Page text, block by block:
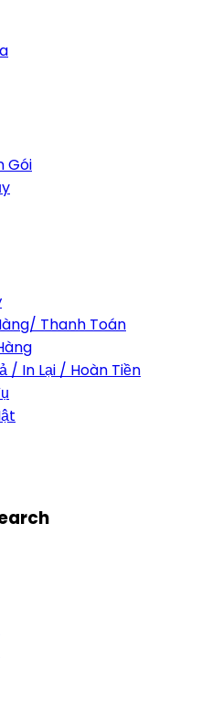
Gói
Thanh Toán
/ In Lại / Hoàn Tiền